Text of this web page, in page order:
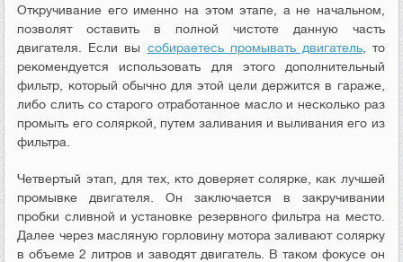
Откручивание его именно на этом этапе, а не начальном,
позволят оставить в полной чистоте данную часть
двигателя. Если вы собираетесь промывать двигатель, то
рекомендуется использовать для этого дополнительный
фильтр, который обычно для этой цели держится в гараже,
либо слить со старого отработанное масло и несколько раз
промыть его соляркой, путем заливания и выливания его из
фильтра.
Четвертый этап, для тех, кто доверяет солярке, как лучшей
промывке двигателя. Он заключается в закручивании
пробки сливной и установке резервного фильтра на место.
Далее через масляную горловину мотора заливают солярку
в объеме 2 литров и заводят двигатель. В таком фокусе он